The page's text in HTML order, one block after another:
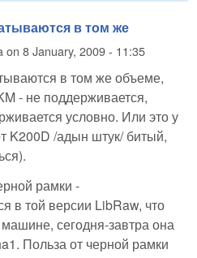
в том же
on 8 January, 2009 - 11:35
в том же объеме,
- не поддерживается,
условно. Или это у
K200D /адын штук/ битый,
рамки -
в той версии LibRaw, что
сегодня-завтра она
Польза от черной рамки